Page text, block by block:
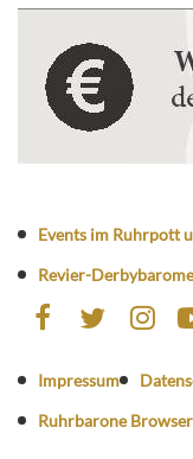
Events im Ruhrpott
Revier-
Impressum
Ruhrbarone